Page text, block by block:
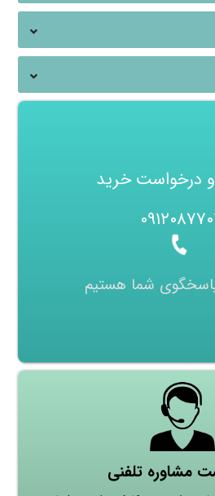
درخواست خرید
شما هستیم
مشاوره تلفنی